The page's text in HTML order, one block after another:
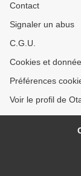
Contact
Signaler un abus
C.G.U.
Cookies et
Préférences
Voir le profil de